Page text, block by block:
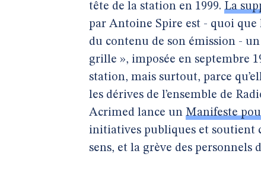
tête de la station en 1999. La
par Antoine Spire est - quoi que
du contenu de son émission -
grille », imposée en septembre
station, mais surtout, parce
les dérives de l’ensemble de
Acrimed lance un Manifeste
initiatives publiques et soutient
sens, et la grève des personnels